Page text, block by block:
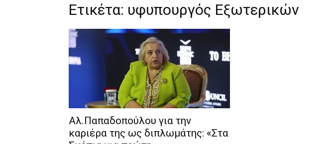
Ετικέτα: υφυπουργός Εξωτερικών
Αλ.Παπαδοπούλου για την
καριέρα της ως διπλωμάτης: «Στα